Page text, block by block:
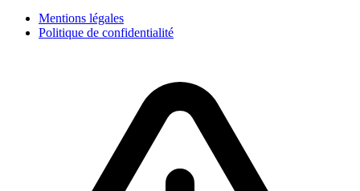
Mentions légales
Politique de confidentialité